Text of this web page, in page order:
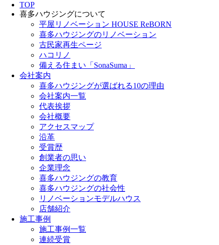
TOP
喜多ハウジングについて
平屋リノベーション HOUSE ReBORN
喜多ハウジングのリノベーション
古民家再生ページ
ハコリノ
備える住まい「SonaSuma」
会社案内
喜多ハウジングが選ばれる10の理由
会社案内一覧
代表挨拶
会社概要
アクセスマップ
沿革
受賞歴
創業者の思い
企業理念
喜多ハウジングの教育
喜多ハウジングの社会性
リノベーションモデルハウス
店舗紹介
施工事例
施工事例一覧
連続受賞